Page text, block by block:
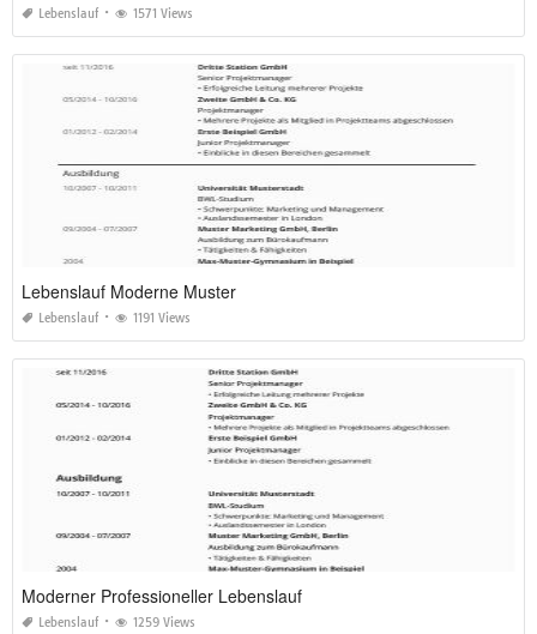
Lebenslauf 1571 Views
Lebenslauf Moderne Muster
Lebenslauf 1191 Views
Moderner Professioneller Lebenslauf
Lebenslauf 1259 Views